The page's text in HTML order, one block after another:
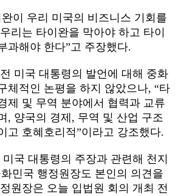
이 우리 미국의 비즈니스 기회를
리는 타이완을 막아야 하고 타이
과해야 한다”고 주장했다.
미국 대통령의 발언에 대해 중화
체적인 논평을 하지 않았으나, “타
제 및 무역 분야에서 협력과 교류
, 양국의 경제, 무역 및 산업 구조
고 호혜호리적”이라고 강조했다.
국 대통령의 주장과 관련해 천지
민국 행정원장도 본인의 의견을
원장은 오늘 입법원 회의 개최 전